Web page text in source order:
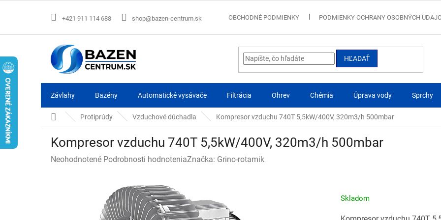
+421 911 114 688 shop@bazen-centrum.sk OBCHODNÉ PODMIENKY PODMIENKY OCHRANY OSOBNÝCH
HĽADAŤ
Závlahy Bazény Automatické vysávače Filtrácia Ohrev Chémia Úprava vody Sprchy
DomovProtiprúdy Vzduchové dúchadla Kompresor vzduchu 740T 5,5kW/400V, 320m3/h 500mbar
Kompresor vzduchu 740T 5,5kW/400V, 320m3/h 500mbar
Priemerné
Neohodnotené Podrobnosti hodnoteniaZnačka: Grino-rotamik
Skladom